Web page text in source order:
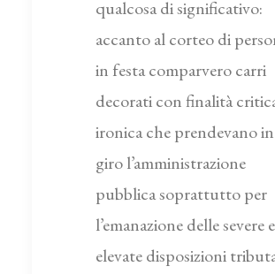
qualcosa di significativo:
accanto al corteo di
in festa comparvero carri
decorati con finalità
ironica che prendevano in
giro l’amministrazione
pubblica soprattutto per
l’emanazione delle severe
elevate disposizioni